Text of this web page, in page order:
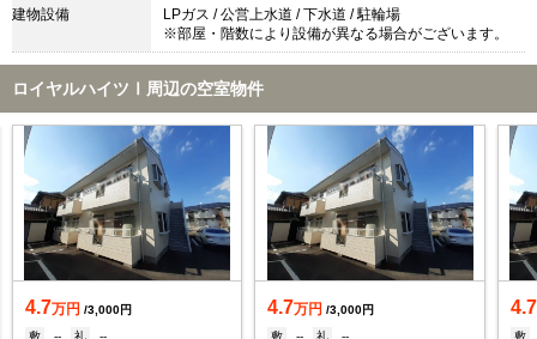
建物設備
LPガス / 公営上水道 / 下水道 / 駐輪場
※部屋・階数により設備が異なる場合がございます。
ロイヤルハイツⅠ周辺の空室物件
4.7万円 /3,000円
敷
-- 礼 --
4.7万円 /3,000円
敷
-- 礼 --
4.7
敷